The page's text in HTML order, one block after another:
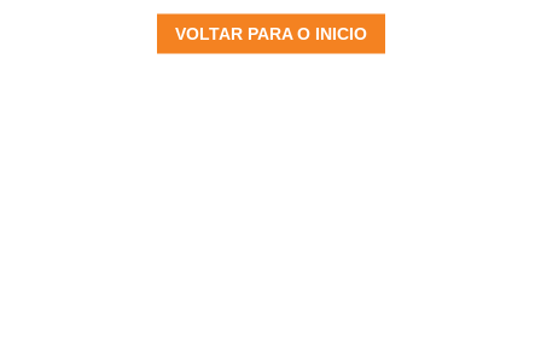
VOLTAR PARA O INICIO